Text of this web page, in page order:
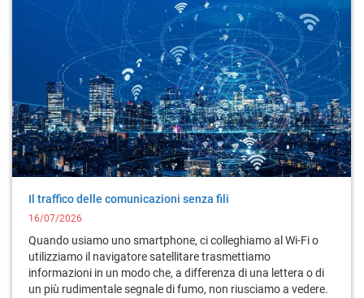
Il traffico delle comunicazioni senza fili
16/07/2026
Quando usiamo uno smartphone, ci colleghiamo al Wi-Fi o
utilizziamo il navigatore satellitare trasmettiamo
informazioni in un modo che, a differenza di una lettera o di
un più rudimentale segnale di fumo, non riusciamo a vedere.